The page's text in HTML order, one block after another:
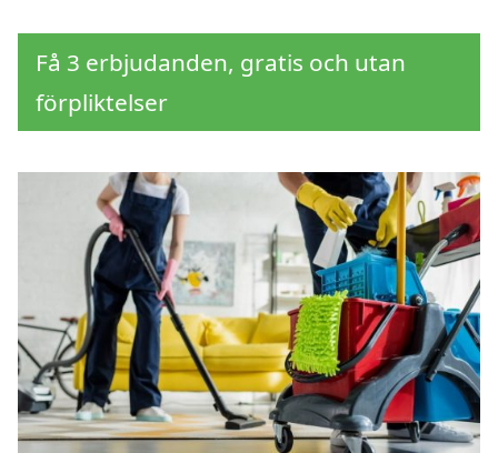
Få 3 erbjudanden, gratis och utan
förpliktelser